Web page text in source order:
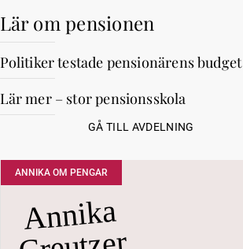
Lär om pensionen
Politiker testade pensionärens budget
Lär mer – stor pensionsskola
GÅ TILL AVDELNING
ANNIKA OM PENGAR
Annika